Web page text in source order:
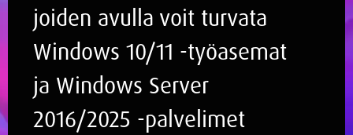
joiden avulla voit turvata
Windows 10/11 -työasemat
ja Windows Server
2016/2025 -palvelimet